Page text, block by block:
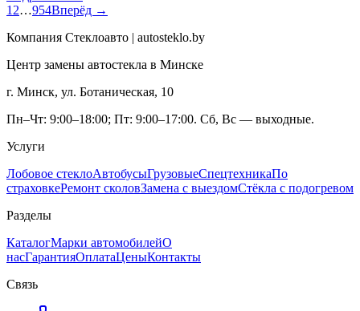
1 2…954Вперёд →
Компания Стеклоавто | autosteklo.by
Центр замены автостекла в Минске
г. Минск, ул. Ботаническая, 10
Пн–Чт: 9:00–18:00; Пт: 9:00–17:00. Сб, Вс — выходные.
Услуги
Лобовое стеклоАвтобусыГрузовыеСпецтехникаПо
страховкеРемонт сколовЗамена с выездомСтёкла с подогревом
Разделы
КаталогМарки автомобилейО
насГарантияОплатаЦеныКонтакты
Связь